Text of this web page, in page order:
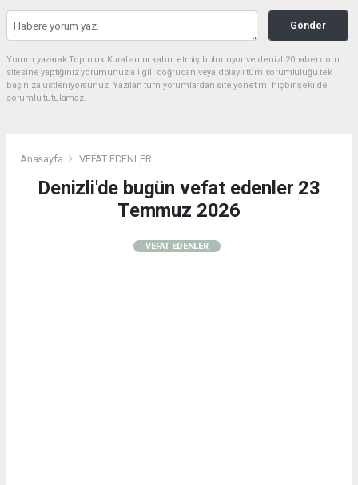
Gönder
Yorum yazarak Topluluk Kuralları’nı kabul etmiş bulunuyor ve denizli20haber.com
sitesine yaptığınız yorumunuzla ilgili doğrudan veya dolaylı tüm sorumluluğu tek
başınıza üstleniyorsunuz. Yazılan tüm yorumlardan site yönetimi hiçbir şekilde
sorumlu tutulamaz.
Anasayfa VEFAT EDENLER
Denizli'de bugün vefat edenler 23
Temmuz 2026
VEFAT EDENLER